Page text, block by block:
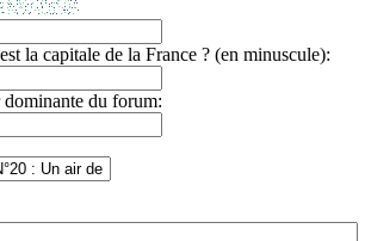
la capitale de la France ? (en minuscule):
du forum: